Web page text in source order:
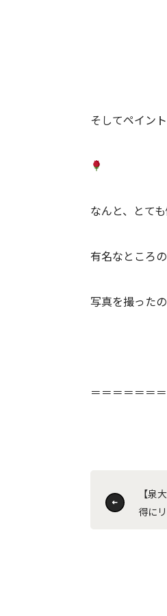
そしてペイン
なんと、とて
有名なところ
写真を撮った
＝＝＝＝＝＝
【泉
得に